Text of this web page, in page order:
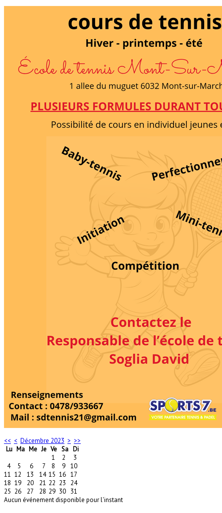
<< < Décembre 2023 > >>
Lu Ma Me Je Ve Sa Di
1
2
3
4
5 6 7 8 9 10
11 12 13 14 15 16 17
18 19 20 21 22 23
24
25 26 27 28 29 30 31
Aucun événement disponible pour l'instant